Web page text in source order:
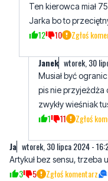
Ten kierowca miał
Jarka bo to
12 10 Zgłoś
Janek wtorek, 30
Musiał być
pis nie przyjeżdża
zwykły wieśniak
1 11 Zgłoś
Ja wtorek, 30 lipca 2024 -
Artykuł bez sensu, trzeba
3 5 Zgłoś komentarz